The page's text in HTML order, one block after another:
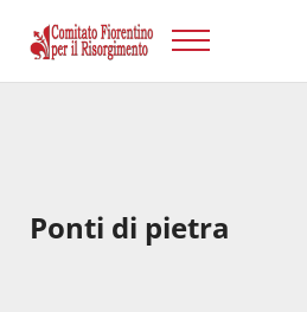
Risorgimento Firenze
Menu
Ponti di pietra